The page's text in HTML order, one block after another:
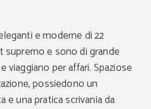
e moderne di 22
e sono di grande
viaggiano per affari. Spaziose
possiedono un
e una pratica scrivania da